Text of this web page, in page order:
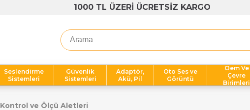
1000 TL ÜZERİ ÜCRETSİZ KARGO
Seslendirme
Sistemleri
Güvenlik
Sistemleri
Adaptör,
Akü, Pil
Oto Ses ve
Görüntü
Oem Ve
Çevre
Birimleri
Kontrol ve Ölçü Aletleri